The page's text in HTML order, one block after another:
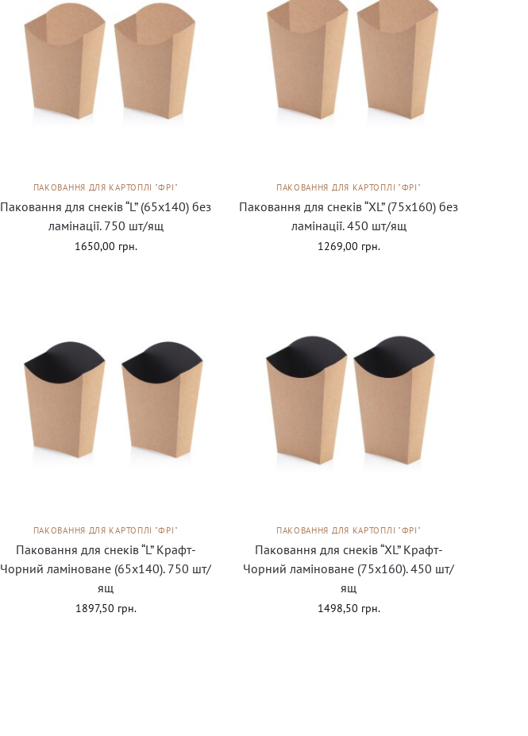
ПАКОВАННЯ ДЛЯ КАРТОПЛІ "ФРІ"
Паковання для снеків “L” (65х140) без
ламінації. 750 шт/ящ
1650,00 грн.
ПАКОВАННЯ ДЛЯ КАРТОПЛІ "ФРІ"
Паковання для снеків “XL” (75х160) без
ламінації. 450 шт/ящ
1269,00 грн.
ПАКОВАННЯ ДЛЯ КАРТОПЛІ "ФРІ"
Паковання для снеків “L” Крафт-
Чорний ламіноване (65х140). 750 шт/
ящ
1897,50 грн.
ПАКОВАННЯ ДЛЯ КАРТОПЛІ "ФРІ"
Паковання для снеків “XL” Крафт-
Чорний ламіноване (75х160). 450 шт/
ящ
1498,50 грн.